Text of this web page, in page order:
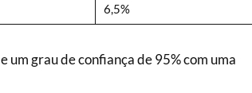
6,5%
grau de confiança de 95% com uma